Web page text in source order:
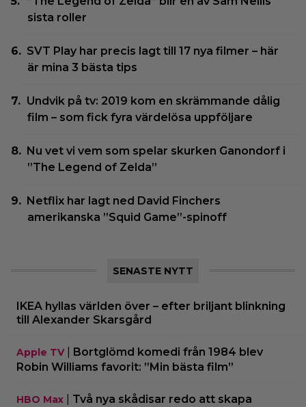
sista roller
SVT Play har precis lagt till 17 nya filmer – här
är mina 3 bästa tips
Undvik på tv: 2019 kom en skrämmande dålig
film – som fick fyra värdelösa uppföljare
Nu vet vi vem som spelar skurken Ganondorf i
”The Legend of Zelda”
Netflix har lagt ned David Finchers
amerikanska ”Squid Game”-spinoff
SENASTE NYTT
IKEA hyllas världen över – efter briljant blinkning
till Alexander Skarsgård
Apple TV| Bortglömd komedi från 1984 blev
Robin Williams favorit: ”Min bästa film”
HBO Max
Två nya skådisar redo att skapa